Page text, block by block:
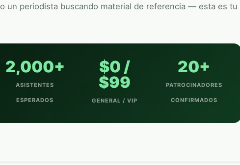
un periodista buscando material de referencia — esta es tu
2,000+
ASISTENTES
ESPERADOS
$0 /
$99
GENERAL / VIP
20+
PATROCINADORES
CONFIRMADOS